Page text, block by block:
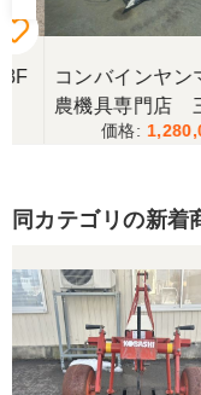
コンバインヤンマ
農機具専門店 三
1,280,000
同カテゴリの新着